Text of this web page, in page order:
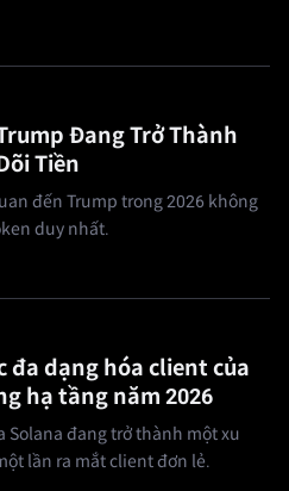
Đang Trở Thành
Tiền
đến Trump trong 2026 không
duy nhất.
đa dạng hóa client của
hạ tầng năm 2026
Solana đang trở thành một xu
lần ra mắt client đơn lẻ.